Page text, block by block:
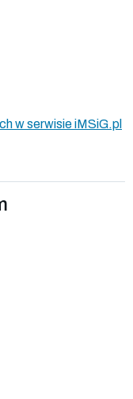
w serwisie iMSiG.pl